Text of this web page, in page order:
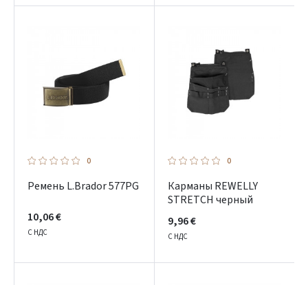
0
Ремень L.Brador 577PG
10,06 €
С НДС
0
Карманы REWELLY
STRETCH черный
9,96 €
С НДС